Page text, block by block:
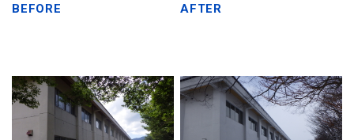
BEFORE AFTER